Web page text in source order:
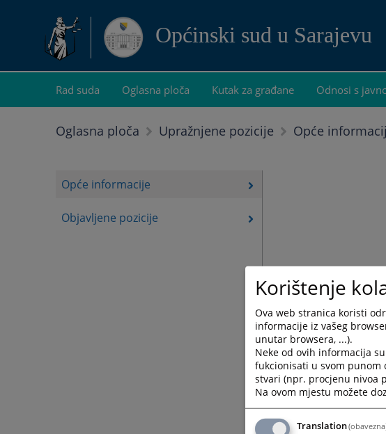
Općinski sud u Sarajevu
Rad suda Oglasna ploča Kutak za građane Odnosi s
Oglasna ploča Upražnjene pozicije Opće
Opće informacije
Objavljene pozicije
Korištenje
Ova web stranica koristi
informacije iz vašeg
unutar browsera, ...).
Neke od ovih informacija
fukcionisati u svom punom
stvari (npr. procjenu nivoa
Na ovom mjestu možete
Translation